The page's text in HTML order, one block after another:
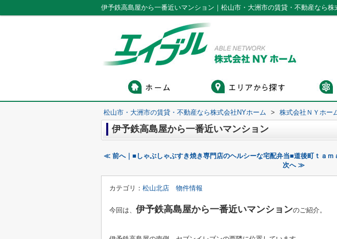
伊予鉄高島屋から一番近いマンション｜松山市・大洲市の賃貸・不動産なら株
松山市・大洲市の賃貸・不動産なら株式会社NYホーム > 株式会社ＮＹホー
伊予鉄高島屋から一番近いマンション
≪ 前へ｜■しゃぶしゃぶすき焼き専門店のヘルシーな宅配弁当■道後町ｔａｍ
次へ ≫
カテゴリ： 松山北店 物件情報
今回は、 伊予鉄高島屋から一番近いマンションのご紹介。